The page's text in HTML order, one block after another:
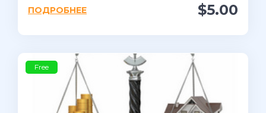
$5.00
ПОДРОБНЕЕ
Free